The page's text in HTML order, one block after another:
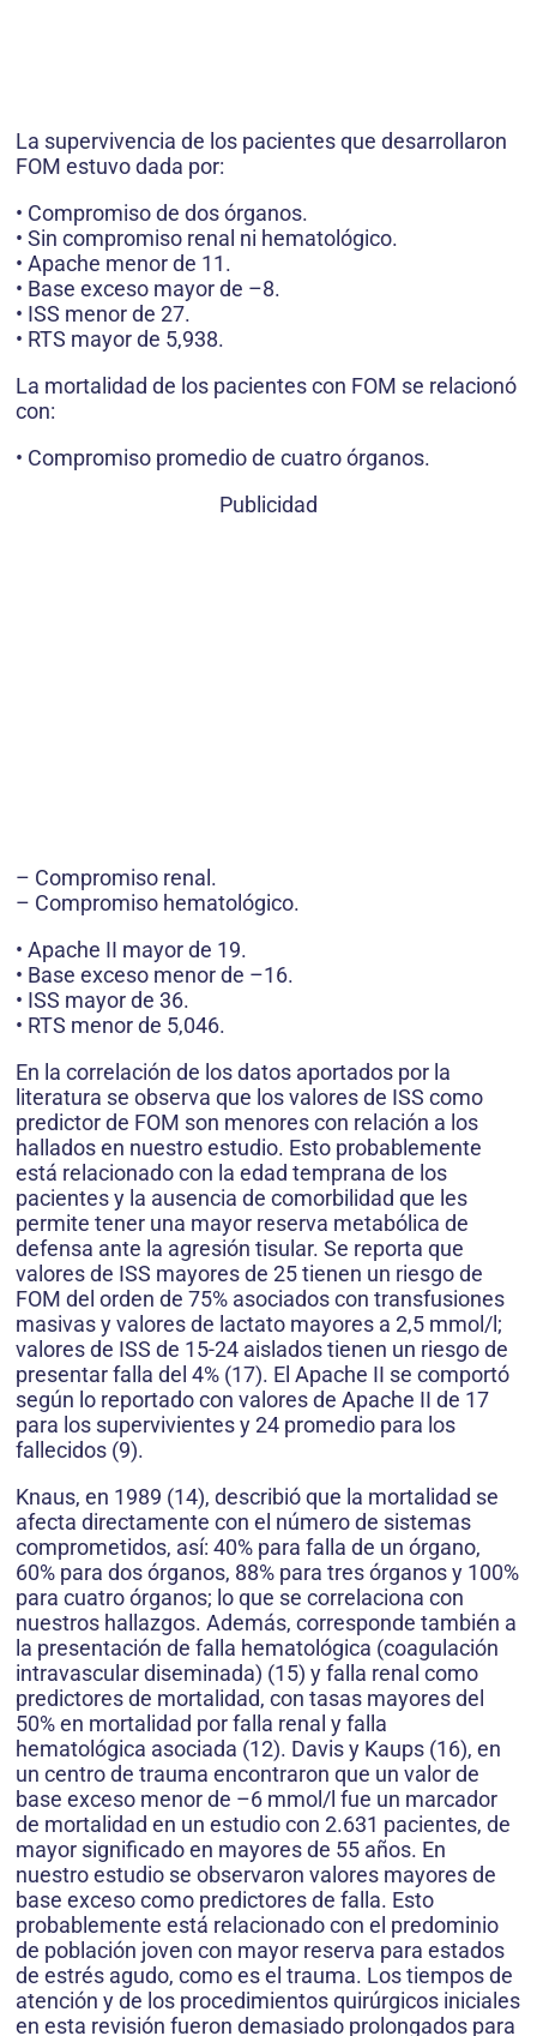
La supervivencia de los pacientes que desarrollaron
FOM estuvo dada por:
• Compromiso de dos órganos.
• Sin compromiso renal ni hematológico.
• Apache menor de 11.
• Base exceso mayor de –8.
• ISS menor de 27.
• RTS mayor de 5,938.
La mortalidad de los pacientes con FOM se relacionó
con:
• Compromiso promedio de cuatro órganos.
Publicidad
– Compromiso renal.
– Compromiso hematológico.
• Apache II mayor de 19.
• Base exceso menor de –16.
• ISS mayor de 36.
• RTS menor de 5,046.
En la correlación de los datos aportados por la
literatura se observa que los valores de ISS como
predictor de FOM son menores con relación a los
hallados en nuestro estudio. Esto probablemente
está relacionado con la edad temprana de los
pacientes y la ausencia de comorbilidad que les
permite tener una mayor reserva metabólica de
defensa ante la agresión tisular. Se reporta que
valores de ISS mayores de 25 tienen un riesgo de
FOM del orden de 75% asociados con transfusiones
masivas y valores de lactato mayores a 2,5 mmol/l;
valores de ISS de 15-24 aislados tienen un riesgo de
presentar falla del 4% (17). El Apache II se comportó
según lo reportado con valores de Apache II de 17
para los supervivientes y 24 promedio para los
fallecidos (9).
Knaus, en 1989 (14), describió que la mortalidad se
afecta directamente con el número de sistemas
comprometidos, así: 40% para falla de un órgano,
60% para dos órganos, 88% para tres órganos y 100%
para cuatro órganos; lo que se correlaciona con
nuestros hallazgos. Además, corresponde también a
la presentación de falla hematológica (coagulación
intravascular diseminada) (15) y falla renal como
predictores de mortalidad, con tasas mayores del
50% en mortalidad por falla renal y falla
hematológica asociada (12). Davis y Kaups (16), en
un centro de trauma encontraron que un valor de
base exceso menor de –6 mmol/l fue un marcador
de mortalidad en un estudio con 2.631 pacientes, de
mayor significado en mayores de 55 años. En
nuestro estudio se observaron valores mayores de
base exceso como predictores de falla. Esto
probablemente está relacionado con el predominio
de población joven con mayor reserva para estados
de estrés agudo, como es el trauma. Los tiempos de
atención y de los procedimientos quirúrgicos iniciales
en esta revisión fueron demasiado prolongados para